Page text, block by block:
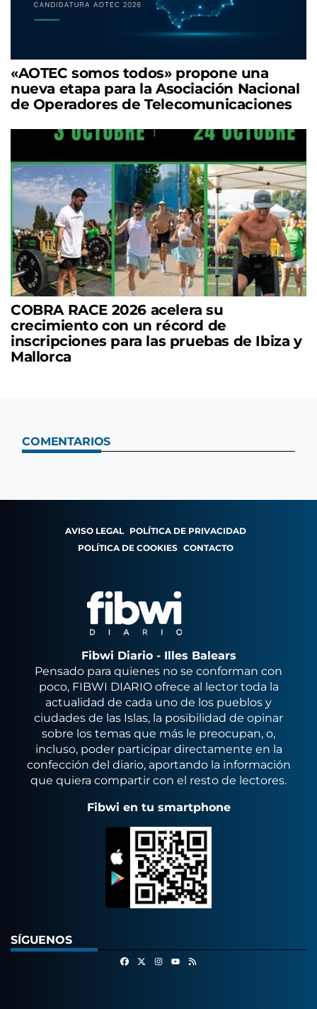
«AOTEC somos todos» propone una
nueva etapa para la Asociación Nacional
de Operadores de Telecomunicaciones
COBRA RACE 2026 acelera su
crecimiento con un récord de
inscripciones para las pruebas de Ibiza y
Mallorca
COMENTARIOS
AVISO LEGAL POLÍTICA DE PRIVACIDAD
POLÍTICA DE COOKIES CONTACTO
Fibwi Diario - Illes Balears
Pensado para quienes no se conforman con
poco, FIBWI DIARIO ofrece al lector toda la
actualidad de cada uno de los pueblos y
ciudades de las Islas, la posibilidad de opinar
sobre los temas que más le preocupan, o,
incluso, poder participar directamente en la
confección del diario, aportando la información
que quiera compartir con el resto de lectores.
Fibwi en tu smartphone
SÍGUENOS
FacebookInstagram